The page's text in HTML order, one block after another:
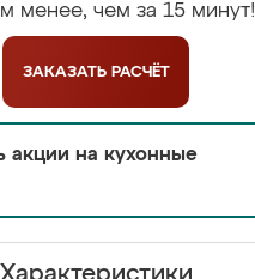
менее, чем за 15 минут!
ЗАКАЗАТЬ РАСЧЁТ
акции на кухонные
Характеристики